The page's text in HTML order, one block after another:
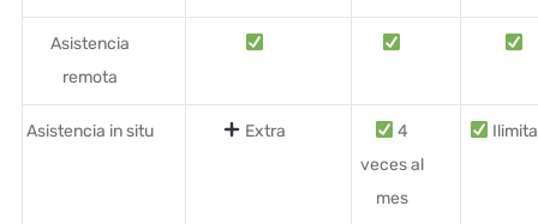
Asistencia
remota
Asistencia in situ Extra
4
veces al
mes